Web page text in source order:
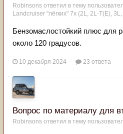
Robinsons ответил в тему
Landcruiser "лёгких" 7x (2L, 2L-T(Е),
Бензомаслостойкий плюс для
около 120 градусов.
10 декабря 2024 23 ответа
Вопрос по материалу для
Robinsons ответил в тему